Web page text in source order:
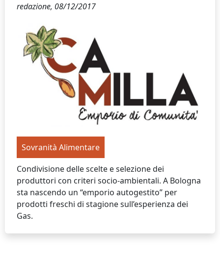
redazione, 08/12/2017
Sovranità Alimentare
Condivisione delle scelte e selezione dei
produttori con criteri socio-ambientali. A Bologna
sta nascendo un “emporio autogestito” per
prodotti freschi di stagione sull’esperienza dei
Gas.